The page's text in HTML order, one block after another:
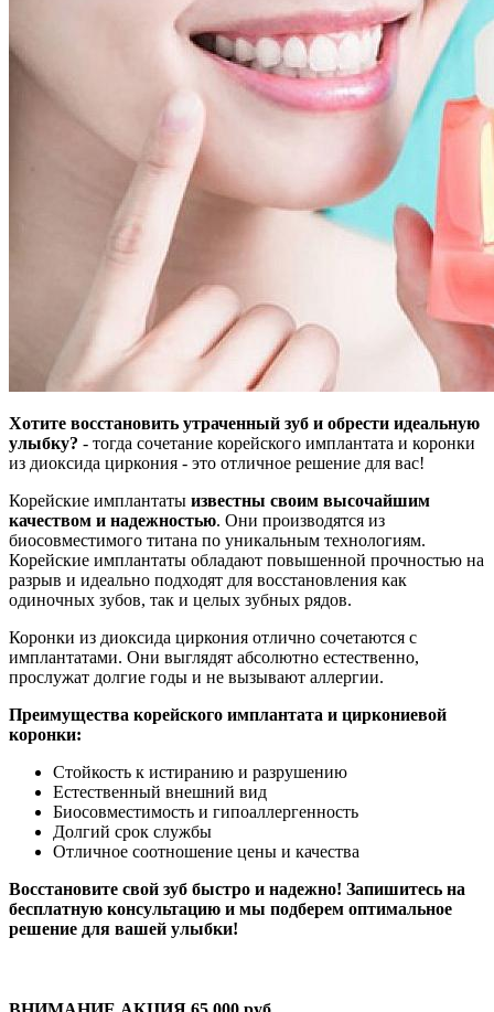
Хотите восстановить утраченный зуб и обрести идеальную
улыбку? - тогда сочетание корейского имплантата и коронки
из диоксида циркония - это отличное решение для вас!
Корейские имплантаты известны своим высочайшим
качеством и надежностью. Они производятся из
биосовместимого титана по уникальным технологиям.
Корейские имплантаты обладают повышенной прочностью на
разрыв и идеально подходят для восстановления как
одиночных зубов, так и целых зубных рядов.
Коронки из диоксида циркония отлично сочетаются с
имплантатами. Они выглядят абсолютно естественно,
прослужат долгие годы и не вызывают аллергии.
Преимущества корейского имплантата и циркониевой
коронки:
Стойкость к истиранию и разрушению
Естественный внешний вид
Биосовместимость и гипоаллергенность
Долгий срок службы
Отличное соотношение цены и качества
Восстановите свой зуб быстро и надежно! Запишитесь на
бесплатную консультацию и мы подберем оптимальное
решение для вашей улыбки!